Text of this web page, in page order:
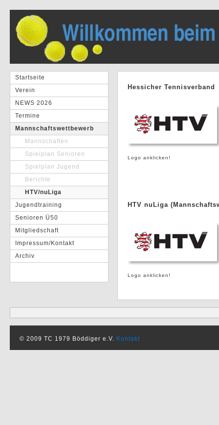
Startseite
Verein
NEWS 2026
Termine
Mannschaftswettbewerb
Mannschaften
Spielplan Senioren
Spielplan Jugend
Berichte
HTV/nuLiga
Jugendtraining
Senioren Ü50
Mitgliedschaft
Impressum/Kontakt
Archiv
Hessicher Tennisverband
Logo anklicken!
HTV nuLiga
Logo anklicken!
© 2009 TC 1979 Böddiger e.V. Kontakt